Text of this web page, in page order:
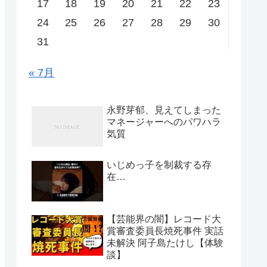
17 18 19 20 21 22
23
24
25 26 27 28 29
30
31
« 7月
永野芽郁、見えてしまった
マネージャーへのパワハラ
気質
いじめっ子を制裁する存
在…
【芸能界の闇】レコード大
賞審査委員長焼死事件 実話
未解決 阿子島たけし【体験
談】